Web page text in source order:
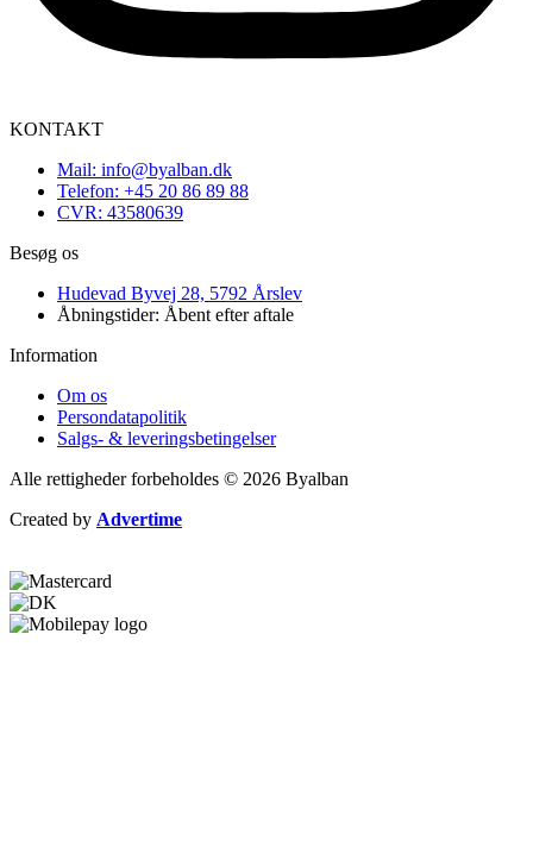
KONTAKT
Mail: info@byalban.dk
Telefon: +45 20 86 89 88
CVR: 43580639
Besøg os
Hudevad Byvej 28, 5792 Årslev
Åbningstider: Åbent efter aftale
Information
Om os
Persondatapolitik
Salgs- & leveringsbetingelser
Alle rettigheder forbeholdes © 2026 Byalban
Created by Advertime